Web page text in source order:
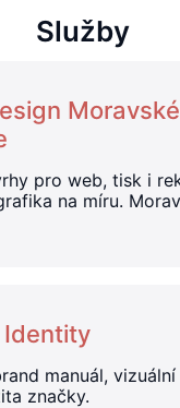
Služby
Moravské
pro web, tisk i
na míru.
manuál,
značky.